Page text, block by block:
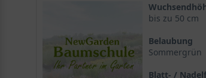
bis zu 50 cm
Belaubung
Sommergrün
Blatt- /